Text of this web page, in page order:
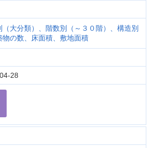
大分類）、階数別（～３０階）、構造別
物の数、床面積、敷地面積
28